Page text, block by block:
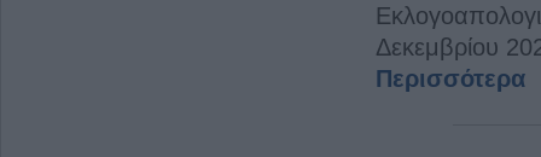
Δεκεμβρίου
Περισσότερα